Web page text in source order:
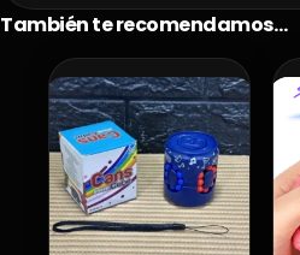
También te recomendamos…